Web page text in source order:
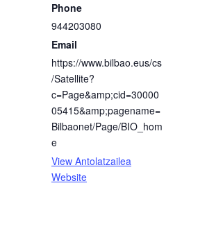
Phone
944203080
Email
https://www.bilbao.eus/cs
/Satellite?
c=Page&amp;cid=30000
05415&amp;pagename=
Bilbaonet/Page/BIO_hom
e
View Antolatzailea
Website